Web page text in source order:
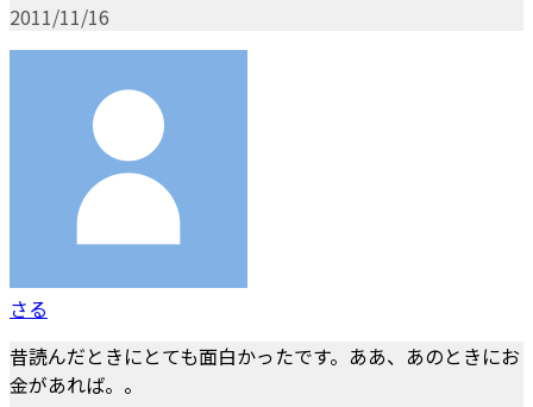
2011/11/16
さる
昔読んだときにとても面白かったです。ああ、あのときにお
金があれば。。